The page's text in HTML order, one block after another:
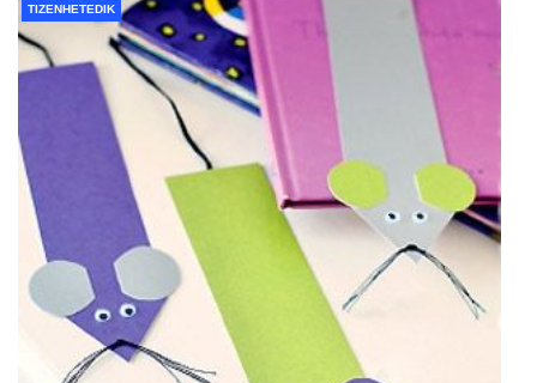
TIZENHETEDIK